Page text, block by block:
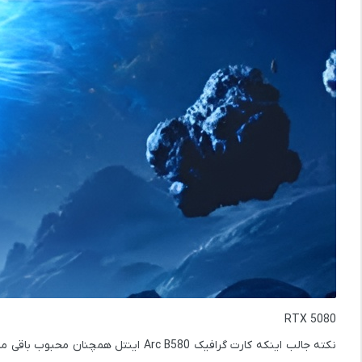
RTX 5080
نکته جالب اینکه کارت گرافیک Arc B580 اینتل همچنان محبوب باقی مانده و با فروش